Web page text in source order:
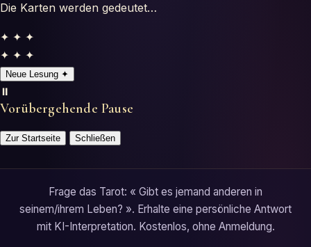
Die Karten werden gedeutet…
✦ ✦ ✦
✦ ✦ ✦
Neue Lesung ✦
⏸️
Vorübergehende Pause
Zur Startseite Schließen
Frage das Tarot: « Gibt es jemand anderen in
seinem/ihrem Leben? ». Erhalte eine persönliche Antwort
mit KI-Interpretation. Kostenlos, ohne Anmeldung.